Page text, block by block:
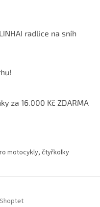
radlice na sníh
za 16.000 Kč ZDARMA
motocykly, čtyřkolky